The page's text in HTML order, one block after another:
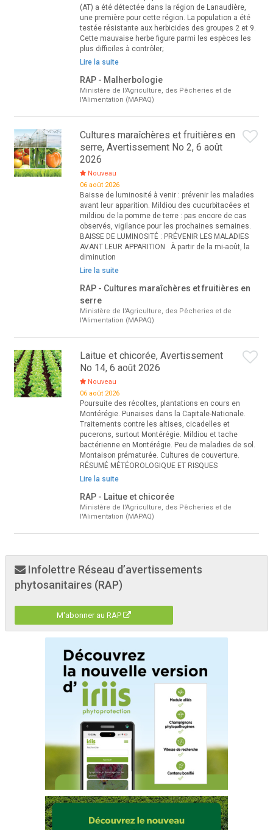
(AT) a été détectée dans la région de Lanaudière,
une première pour cette région. La population a été
testée résistante aux herbicides des groupes 2 et 9.
Cette mauvaise herbe figure parmi les espèces les
plus difficiles à contrôler;
Lire la suite
RAP - Malherbologie
Ministère de l'Agriculture, des Pêcheries et de
l'Alimentation (MAPAQ)
Cultures maraîchères et fruitières en
serre, Avertissement No 2, 6 août
2026
Nouveau
06 août 2026
Baisse de luminosité à venir : prévenir les maladies
avant leur apparition. Mildiou des cucurbitacées et
mildiou de la pomme de terre : pas encore de cas
observés, vigilance pour les prochaines semaines.
BAISSE DE LUMINOSITÉ : PRÉVENIR LES MALADIES
AVANT LEUR APPARITION À partir de la mi-août, la
diminution
Lire la suite
RAP - Cultures maraîchères et fruitières en
serre
Ministère de l'Agriculture, des Pêcheries et de
l'Alimentation (MAPAQ)
Laitue et chicorée, Avertissement
No 14, 6 août 2026
Nouveau
06 août 2026
Poursuite des récoltes, plantations en cours en
Montérégie. Punaises dans la Capitale-Nationale.
Traitements contre les altises, cicadelles et
pucerons, surtout Montérégie. Mildiou et tache
bactérienne en Montérégie. Peu de maladies de sol.
Montaison prématurée. Cultures de couverture.
RÉSUMÉ MÉTÉOROLOGIQUE ET RISQUES
Lire la suite
RAP - Laitue et chicorée
Ministère de l'Agriculture, des Pêcheries et de
l'Alimentation (MAPAQ)
Infolettre Réseau d’avertissements
phytosanitaires (RAP)
M'abonner au RAP